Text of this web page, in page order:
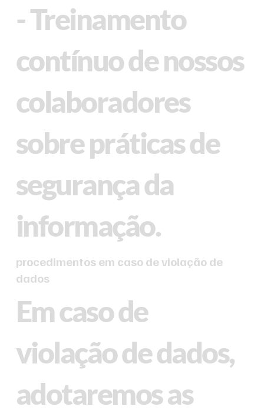
- Treinamento
contínuo de nossos
colaboradores
sobre práticas de
segurança da
informação.
procedimentos em caso de violação de
dados
Em caso de
violação de dados,
adotaremos as